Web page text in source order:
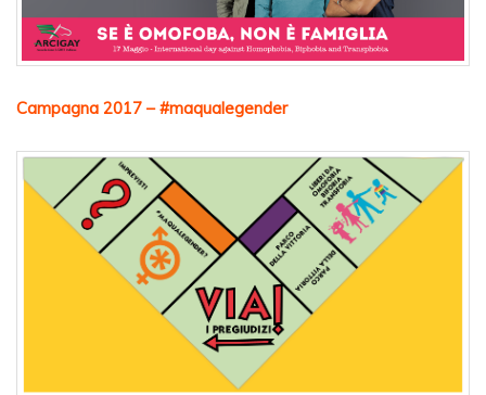
Campagna 2017 – #maqualegender